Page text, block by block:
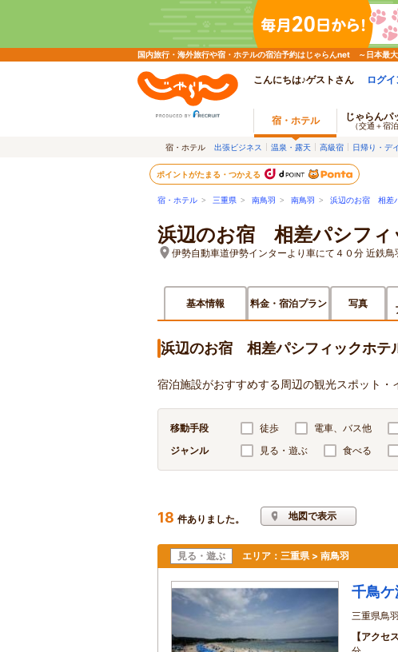
国内旅行・海外旅行や宿・ホテルの宿泊予約はじゃらんnet ～日本最
こんにちは♪ゲストさん ログイ
宿・ホテル じゃらんパ
（交通＋宿泊
宿・ホテル 出張ビジネス 温泉・露天 高級宿 日帰り・デ
ポイントがたまる・つかえる
宿・ホテル > 三重県 > 南鳥羽 > 南鳥羽 > 浜辺のお宿 相差
浜辺のお宿 相差パシフィ
伊勢自動車道伊勢インターより車にて４０分 近鉄鳥
基本情報 料金・宿泊プラン 写真
浜辺のお宿 相差パシフィックホテ
宿泊施設がおすすめする周辺の観光スポット・
移動手段 徒歩 電車、バス他
ジャンル
見る・遊ぶ 食べる
18 件ありました。 地図で表示
見る・遊ぶ エリア： 三重県 > 南鳥羽
千鳥
三重県鳥
【アクセス